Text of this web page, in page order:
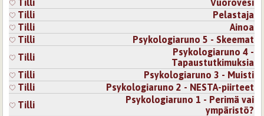
Tilli
Pelastaja
Tilli
Ainoa
Tilli
Psykologiaruno 5 - Skeemat
Tilli
Psykologiaruno 4 -
Tapaustutkimuksia
Tilli
Psykologiaruno 3 - Muisti
Tilli
Psykologiaruno 2 - NESTA-piirteet
Tilli
Psykologiaruno 1 - Perimä vai
ympäristö?